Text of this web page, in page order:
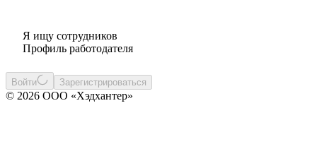
Я ищу сотрудников
Профиль работодателя
Войти Зарегистрироваться
© 2026 ООО «Хэдхантер»